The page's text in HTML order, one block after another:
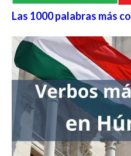
Las 1000 palabras más